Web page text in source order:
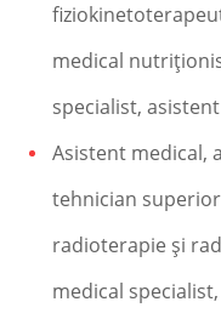
medical
specialist,
Asistent medical,
tehnician
radioterapie şi
medical